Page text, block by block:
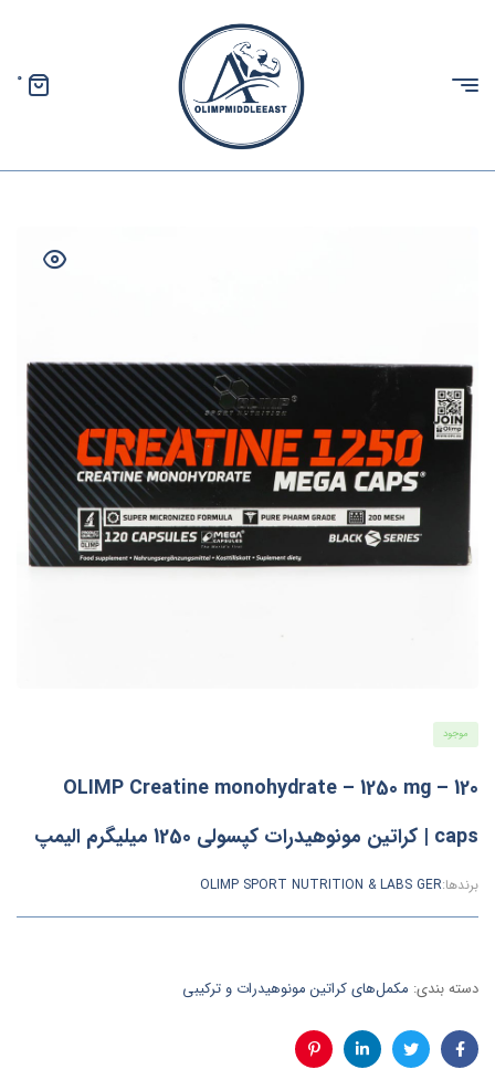
الیمپ
0
موجود
OLIMP Creatine monohydrate – 1250 mg – 120
caps | کراتین مونوهیدرات کپسولی 1250 میلیگرم الیمپ
برندها:OLIMP SPORT NUTRITION & LABS GER
دسته بندی: مکمل‌های کراتین مونوهیدرات و ترکیبی
فیس
توئیتر لینکدینپینترست